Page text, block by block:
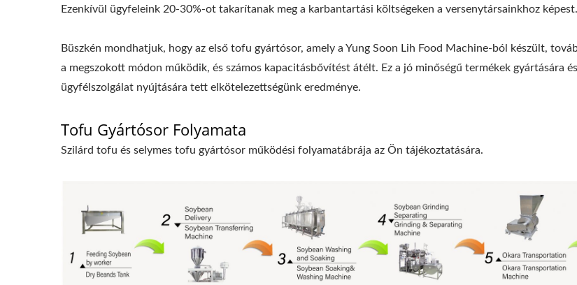
Ezenkívül ügyfeleink 20-30%-ot takarítanak meg a karbantartási költségeken a versenytársainkhoz képest.
Büszkén mondhatjuk, hogy az első tofu gyártósor, amely a Yung Soon Lih Food Machine-ból készült,
a megszokott módon működik, és számos kapacitásbővítést átélt. Ez a jó minőségű termékek gyártására
ügyfélszolgálat nyújtására tett elkötelezettségünk eredménye.
Tofu Gyártósor Folyamata
Szilárd tofu és selymes tofu gyártósor működési folyamatábrája az Ön tájékoztatására.